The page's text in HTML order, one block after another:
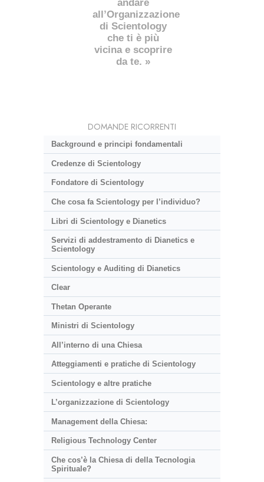
andare
all’Organizzazione
di Scientology
che ti è più
vicina e scoprire
da te. »
DOMANDE RICORRENTI
Background e principi fondamentali
Credenze di Scientology
Fondatore di Scientology
Che cosa fa Scientology per l’individuo?
Libri di Scientology e Dianetics
Servizi di addestramento di Dianetics e
Scientology
Scientology e Auditing di Dianetics
Clear
Thetan Operante
Ministri di Scientology
All’interno di una Chiesa
Atteggiamenti e pratiche di Scientology
Scientology e altre pratiche
L’organizzazione di Scientology
Management della Chiesa:
Religious Technology Center
Che cos’è la Chiesa di della Tecnologia
Spirituale?